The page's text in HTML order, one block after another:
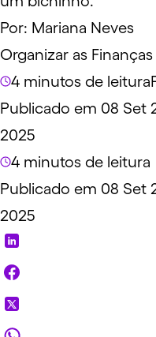
Por: Mariana Neves
Organizar as Finanças
4 minutos de leitura
Publicado em 08 Set
2025
4 minutos de leitura
Publicado em 08 Set
2025